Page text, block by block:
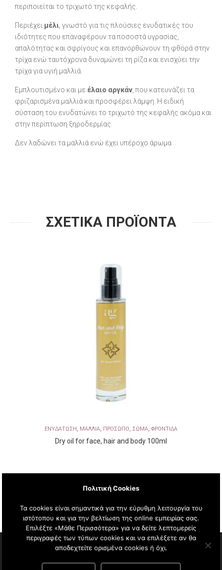
περιποιείται το τριχωτό της κεφαλής.
Περιέχει μέλι , γνωστό για τις πλούσιες ενυδατικές του
ιδιότητες που επαναφέρουν τα ποσοστά υγρασίας,
απαλότητας και σφρίγους και επανορθώνουν τη φθορά στην
τρίχα ενώ ταυτόχρονα δυναμώνει τη ρίζα και ενισχύει την
τρίχα για υγιή μαλλιά.
Εμπλουτισμένο και με έλαιο αργκάν , που κατευνάζει τα
φριζαρισμένα μαλλιά και προσφέρει λάμψη. Η ειδική
σύσταση του ενυδατώνει το τριχωτό της κεφαλής ακόμα και
στην περίπτωση ξηροδερμίας.
Δεν λαδώνει τα μαλλιά ενώ έχει υπέροχο άρωμα.
ΣΧΕΤΙΚΑ ΠΡΟΪΟΝΤΑ
ΕΝΥΔΑΤΩΣΗ ΜΑΛΛΙΑ ΠΡΟΣΩΠΟ ΣΩΜΑ ΦΡΟΝΤΙΔΑ
Dry oil for face, hair and body 100ml
Copyright © 2020 AG Pharm. All Rights Reserved.
Πολιτική Απορρήτου|Όροι & προυποθέσεις Αγορών|
Πολιτική Cookies
Τα cookies είναι σημαντικά για την εύρυθμη λειτουργία του
ιστότοπου και για την βελτίωση της online εμπειρίας σας.
Επιλέξτε «Μάθε Περισσότερα» για να δείτε λεπτομερείς
περιγραφές των τύπων cookies και να επιλέξετε αν θα
αποδεχτείτε ορισμένα cookies ή όχι.